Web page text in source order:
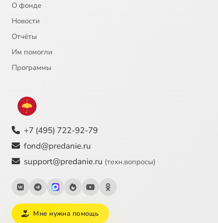
О фонде
Новости
Отчёты
Им помогли
Программы
+7 (495) 722-92-79
fond@predanie.ru
support@predanie.ru (техн.вопросы)
Мне нужна помощь